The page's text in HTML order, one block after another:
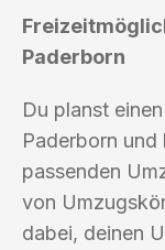
Paderborn
Du planst
Paderborn und
passenden
von
dabei, deinen